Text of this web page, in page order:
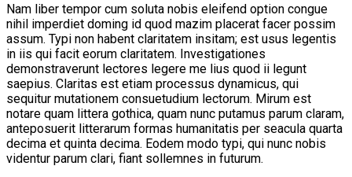
Nam liber tempor cum soluta nobis eleifend option congue
nihil imperdiet doming id quod mazim placerat facer possim
assum. Typi non habent claritatem insitam; est usus legentis
in iis qui facit eorum claritatem. Investigationes
demonstraverunt lectores legere me lius quod ii legunt
saepius. Claritas est etiam processus dynamicus, qui
sequitur mutationem consuetudium lectorum. Mirum est
notare quam littera gothica, quam nunc putamus parum claram,
anteposuerit litterarum formas humanitatis per seacula quarta
decima et quinta decima. Eodem modo typi, qui nunc nobis
videntur parum clari, fiant sollemnes in futurum.